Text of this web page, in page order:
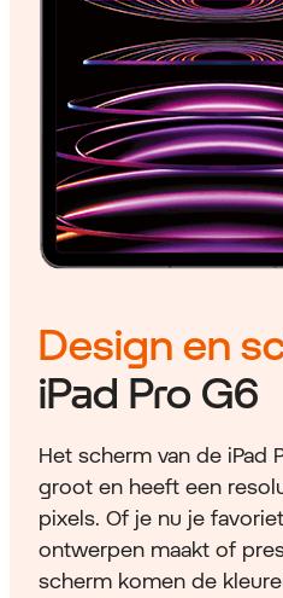
Design en
iPad Pro G6
Het scherm van de iPad
groot en heeft een
pixels. Of je nu je
ontwerpen maakt of
scherm komen de